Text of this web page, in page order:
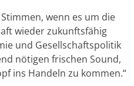
wenn es um die
wieder zukunftsfähig
und Gesellschaftspolitik
nötigen frischen Sound,
ins Handeln zu kommen.“